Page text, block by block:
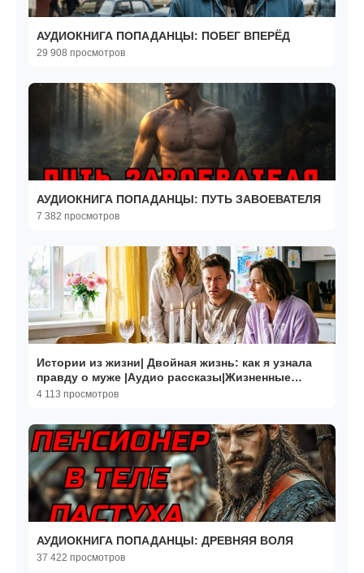
АУДИОКНИГА ПОПАДАНЦЫ: ПОБЕГ ВПЕРЁД
29 908 просмотров
АУДИОКНИГА ПОПАДАНЦЫ: ПУТЬ ЗАВОЕВАТЕЛЯ
7 382 просмотров
Истории из жизни| Двойная жизнь: как я узнала
правду о муже |Аудио рассказы|Жизненные
истории
4 113 просмотров
АУДИОКНИГА ПОПАДАНЦЫ: ДРЕВНЯЯ ВОЛЯ
37 422 просмотров